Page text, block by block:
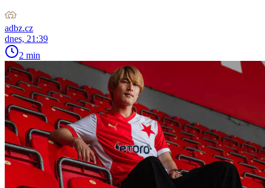
adbz.cz
dnes, 21:39
2 min